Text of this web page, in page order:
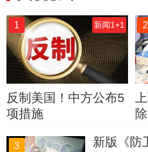
1 新闻1+1
反制美国！中方公布5
项措施
2
3 新版《防